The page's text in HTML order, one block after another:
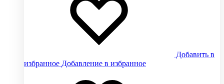
Добавить в
избранное Добавление в избранное